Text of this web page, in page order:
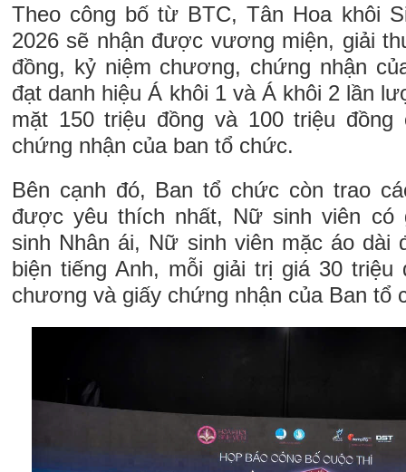
Theo công bố từ BTC, Tân Hoa khôi
2026 sẽ nhận được vương miện, giải
đồng, kỷ niệm chương, chứng nhận
đạt danh hiệu Á khôi 1 và Á khôi 2 lần
mặt 150 triệu đồng và 100 triệu
chứng nhận của ban tổ chức.
Bên cạnh đó, Ban tổ chức còn trao
được yêu thích nhất, Nữ sinh viên
sinh Nhân ái, Nữ sinh viên mặc áo dài
biện tiếng Anh, mỗi giải trị giá 30 triệu
chương và giấy chứng nhận của Ban tổ